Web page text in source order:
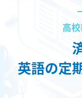
高
英語の定